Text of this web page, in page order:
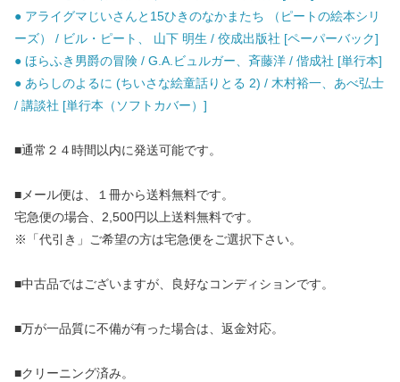
● アライグマじいさんと15ひきのなかまたち （ピートの絵本シリ
ーズ） / ビル・ピート、 山下 明生 / 佼成出版社 [ペーパーバック]
● ほらふき男爵の冒険 / G.A.ビュルガー、斉藤洋 / 偕成社 [単行本]
● あらしのよるに (ちいさな絵童話りとる 2) / 木村裕一、あべ弘士
/ 講談社 [単行本（ソフトカバー）]
■通常２４時間以内に発送可能です。
■メール便は、１冊から送料無料です。
宅急便の場合、2,500円以上送料無料です。
※「代引き」ご希望の方は宅急便をご選択下さい。
■中古品ではございますが、良好なコンディションです。
■万が一品質に不備が有った場合は、返金対応。
■クリーニング済み。